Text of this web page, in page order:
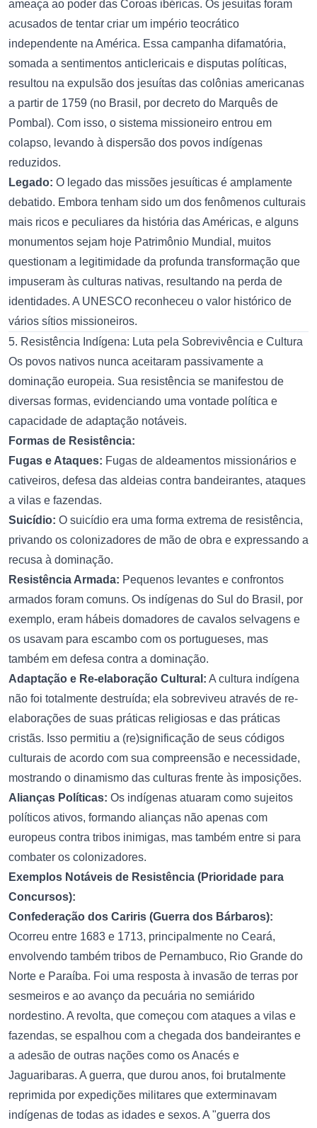
ameaça ao poder das Coroas ibéricas. Os jesuítas foram
acusados de tentar criar um império teocrático
independente na América. Essa campanha difamatória,
somada a sentimentos anticlericais e disputas políticas,
resultou na expulsão dos jesuítas das colônias americanas
a partir de 1759 (no Brasil, por decreto do Marquês de
Pombal). Com isso, o sistema missioneiro entrou em
colapso, levando à dispersão dos povos indígenas
reduzidos.
Legado: O legado das missões jesuíticas é amplamente
debatido. Embora tenham sido um dos fenômenos culturais
mais ricos e peculiares da história das Américas, e alguns
monumentos sejam hoje Patrimônio Mundial, muitos
questionam a legitimidade da profunda transformação que
impuseram às culturas nativas, resultando na perda de
identidades. A UNESCO reconheceu o valor histórico de
vários sítios missioneiros.
5. Resistência Indígena: Luta pela Sobrevivência e Cultura
Os povos nativos nunca aceitaram passivamente a
dominação europeia. Sua resistência se manifestou de
diversas formas, evidenciando uma vontade política e
capacidade de adaptação notáveis.
Formas de Resistência:
Fugas e Ataques: Fugas de aldeamentos missionários e
cativeiros, defesa das aldeias contra bandeirantes, ataques
a vilas e fazendas.
Suicídio: O suicídio era uma forma extrema de resistência,
privando os colonizadores de mão de obra e expressando a
recusa à dominação.
Resistência Armada: Pequenos levantes e confrontos
armados foram comuns. Os indígenas do Sul do Brasil, por
exemplo, eram hábeis domadores de cavalos selvagens e
os usavam para escambo com os portugueses, mas
também em defesa contra a dominação.
Adaptação e Re-elaboração Cultural: A cultura indígena
não foi totalmente destruída; ela sobreviveu através de re-
elaborações de suas práticas religiosas e das práticas
cristãs. Isso permitiu a (re)significação de seus códigos
culturais de acordo com sua compreensão e necessidade,
mostrando o dinamismo das culturas frente às imposições.
Alianças Políticas: Os indígenas atuaram como sujeitos
políticos ativos, formando alianças não apenas com
europeus contra tribos inimigas, mas também entre si para
combater os colonizadores.
Exemplos Notáveis de Resistência (Prioridade para
Concursos):
Confederação dos Cariris (Guerra dos Bárbaros):
Ocorreu entre 1683 e 1713, principalmente no Ceará,
envolvendo também tribos de Pernambuco, Rio Grande do
Norte e Paraíba. Foi uma resposta à invasão de terras por
sesmeiros e ao avanço da pecuária no semiárido
nordestino. A revolta, que começou com ataques a vilas e
fazendas, se espalhou com a chegada dos bandeirantes e
a adesão de outras nações como os Anacés e
Jaguaribaras. A guerra, que durou anos, foi brutalmente
reprimida por expedições militares que exterminavam
indígenas de todas as idades e sexos. A "guerra dos